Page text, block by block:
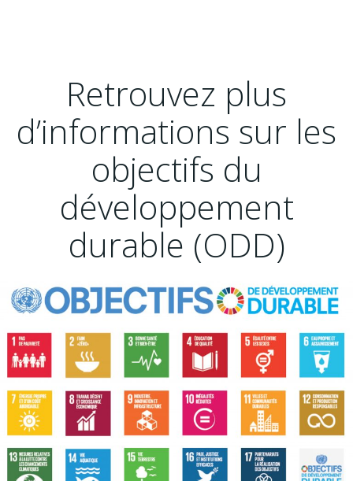
Retrouvez plus
d’informations sur les
objectifs du
développement
durable (ODD)